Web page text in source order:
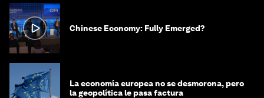
Chinese Economy: Fully Emerged?
La economía europea no se desmorona, pero
la geopolítica le pasa factura